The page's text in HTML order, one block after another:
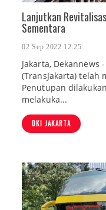
Lanjutkan
Sementara
02 Sep 2022 12:25
Jakarta, Dekannews
(TransJakarta) telah
Penutupan
melakuka...
DKI JAKARTA